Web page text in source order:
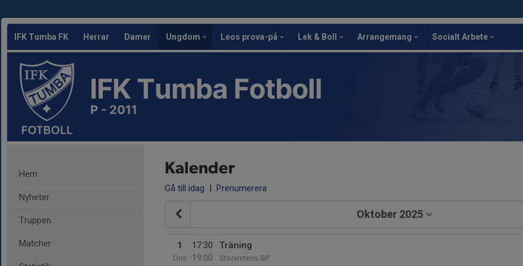
IFK Tumba FK Herrar Damer Ungdom Leos prova-på Lek & Boll Arrangemang Socialt Arbete
IFK Tumba Fotboll
P - 2011
Hem
Nyheter
Truppen
Matcher
Kalender
Gå till idag | Prenumerera
Oktober 2025
1
Ons
17:30
19:00
Träning
Storvretens BP